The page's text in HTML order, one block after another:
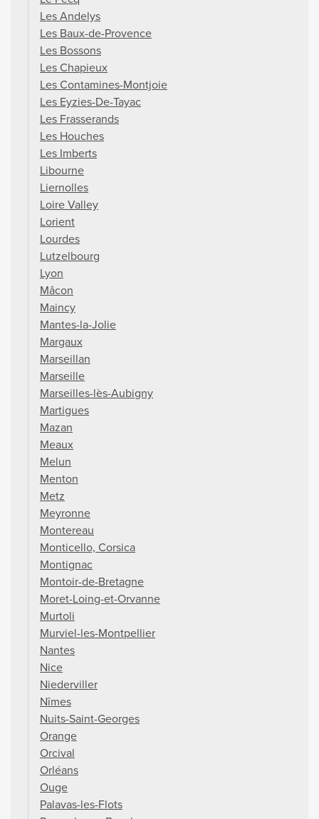
Les Andelys
Les Baux-de-Provence
Les Bossons
Les Chapieux
Les Contamines-Montjoie
Les Eyzies-De-Tayac
Les Frasserands
Les Houches
Les Imberts
Libourne
Liernolles
Loire Valley
Lorient
Lourdes
Lutzelbourg
Lyon
Mâcon
Maincy
Mantes-la-Jolie
Margaux
Marseillan
Marseille
Marseilles-lès-Aubigny
Martigues
Mazan
Meaux
Melun
Menton
Metz
Meyronne
Montereau
Monticello, Corsica
Montignac
Montoir-de-Bretagne
Moret-Loing-et-Orvanne
Murtoli
Murviel-les-Montpellier
Nantes
Nice
Niederviller
Nîmes
Nuits-Saint-Georges
Orange
Orcival
Orléans
Ouge
Palavas-les-Flots